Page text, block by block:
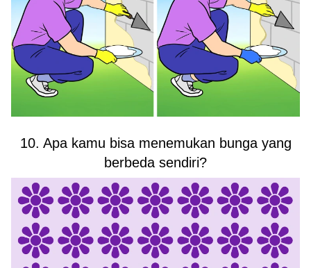
10. Apa kamu bisa menemukan bunga yang
berbeda sendiri?